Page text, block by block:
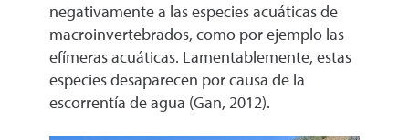
negativamente a las especies acuáticas de
macroinvertebrados, como por ejemplo las
efímeras acuáticas. Lamentablemente, estas
especies desaparecen por causa de la
escorrentía de agua (Gan, 2012).